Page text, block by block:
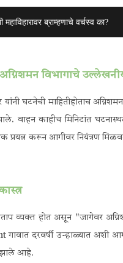
ब्राम्हणाचे वर्चस्व का?
विभागाचे
यांनी घटनेची माहितीहोताच
वाहन काहीच मिनिटांत
प्रयत्न करून आगीवर नियंत्रण
संताप व्यक्त होत असून "जागेवर
दरवर्षी उन्हाळ्यात अशी आग
झाले आहे.